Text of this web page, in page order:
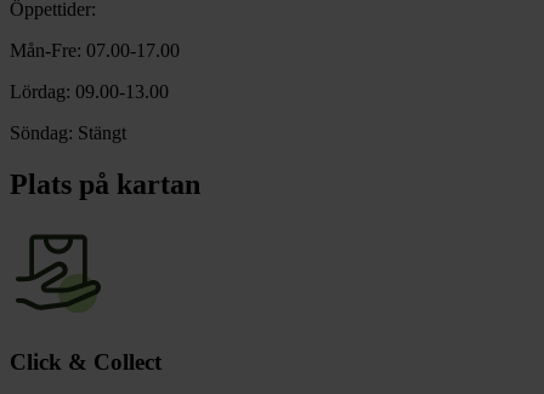
Toalett
Grill & Fritid chevron_right
chevron_right
Öppettider:
Mån-Fre: 07.00-17.00
Lördag: 09.00-13.00
Söndag: Stängt
Plats på kartan
Click & Collect